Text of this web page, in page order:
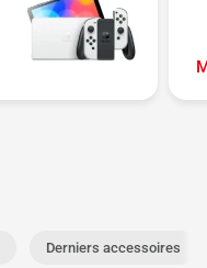
Derniers accessoires